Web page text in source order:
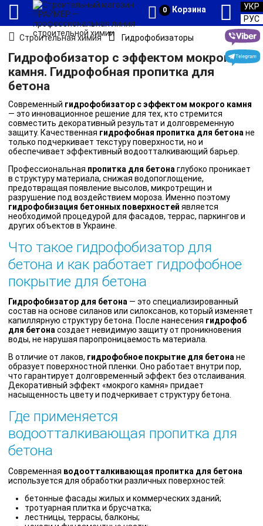
0 Корзина
УКР
РУС
Строительная химия
Гидрофобизаторы
Гидрофобизатор с эффектом мокрого
камня. Гидрофобная пропитка для
бетона
Современный гидрофобизатор с эффектом мокрого камня
— это инновационное решение для тех, кто стремится
совместить декоративный результат и долговременную
защиту. Качественная гидрофобная пропитка для бетона не
только подчеркивает текстуру поверхности, но и
обеспечивает эффективный водоотталкивающий барьер.
Профессиональная пропитка для бетона глубоко проникает
в структуру материала, снижая водопоглощение,
предотвращая появление высолов, микротрещин и
разрушение под воздействием мороза. Именно поэтому
гидрофобизация бетонных поверхностей является
необходимой процедурой для фасадов, террас, паркингов и
других объектов в Украине.
Что такое гидрофобизатор для
бетона и как работает гидрофобное
покрытие для бетона
Гидрофобизатор для бетона — это специализированный
состав на основе силанов или силоксанов, который изменяет
капиллярную структуру бетона. После нанесения гидрофоб
для бетонасоздает невидимую защиту от проникновения
воды, не нарушая паропроницаемость материала.
В отличие от лаков, гидрофобное покрытие для бетонане
образует поверхностной пленки. Оно работает внутри пор,
что гарантирует долговременный эффект без отслаивания.
Декоративный эффект «мокрого камня» придает
насыщенность цвету и подчеркивает структуру бетона.
Где применяется
водоотталкивающая пропитка для
бетона
Современная водоотталкивающая пропитка для бетона
используется для обработки различных поверхностей:
бетонные фасады жилых и коммерческих зданий;
тротуарная плитка и брусчатка;
лестницы, террасы, балконы;